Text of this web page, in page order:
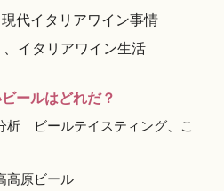
代イタリアワイン事情
イタリアワイン生活
ールはどれだ？
析 ビールテイスティング、こ
高原ビール